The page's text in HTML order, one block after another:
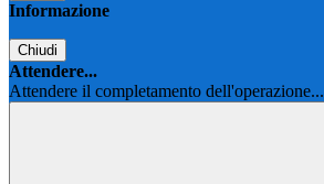
Informazione
Chiudi
Attendere...
Attendere il completamento dell'operazione...